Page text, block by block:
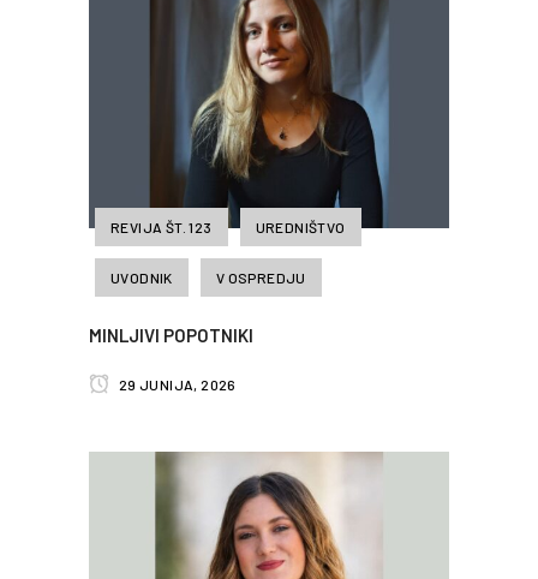
REVIJA ŠT. 123 UREDNIŠTVO
UVODNIK V OSPREDJU
MINLJIVI POPOTNIKI
29 JUNIJA, 2026